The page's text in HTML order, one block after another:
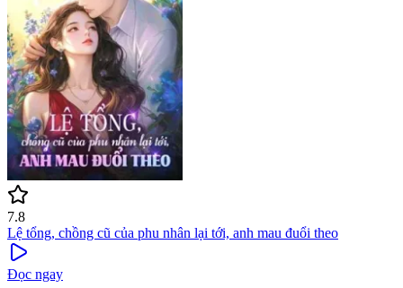
7.8
Lệ tổng, chồng cũ của phu nhân lại tới, anh mau đuổi theo
Đọc ngay